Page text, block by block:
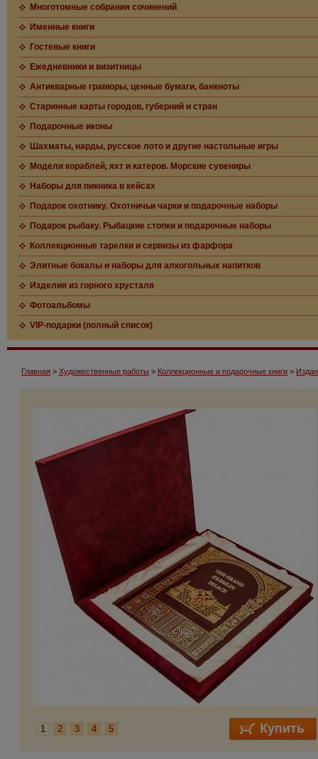
Многотомные собрания сочинений
Именные книги
Гостевые книги
Ежедневники и визитницы
Антикварные гравюры, ценные бумаги, банкноты
Старинные карты городов, губерний и стран
Подарочные иконы
Шахматы, нарды, русское лото и другие настольные игры
Модели кораблей, яхт и катеров. Морские сувениры
Наборы для пикника в кейсах
Подарок охотнику. Охотничьи чарки и подарочные наборы
Подарок рыбаку. Рыбацкие стопки и подарочные наборы
Коллекционные тарелки и сервизы из фарфора
Элитные бокалы и наборы для алкогольных напитков
Изделия из горного хрусталя
Фотоальбомы
VIP-подарки (полный список)
Главная > Художественные работы > Коллекционные и подарочные книги >
1 2 3 4 5